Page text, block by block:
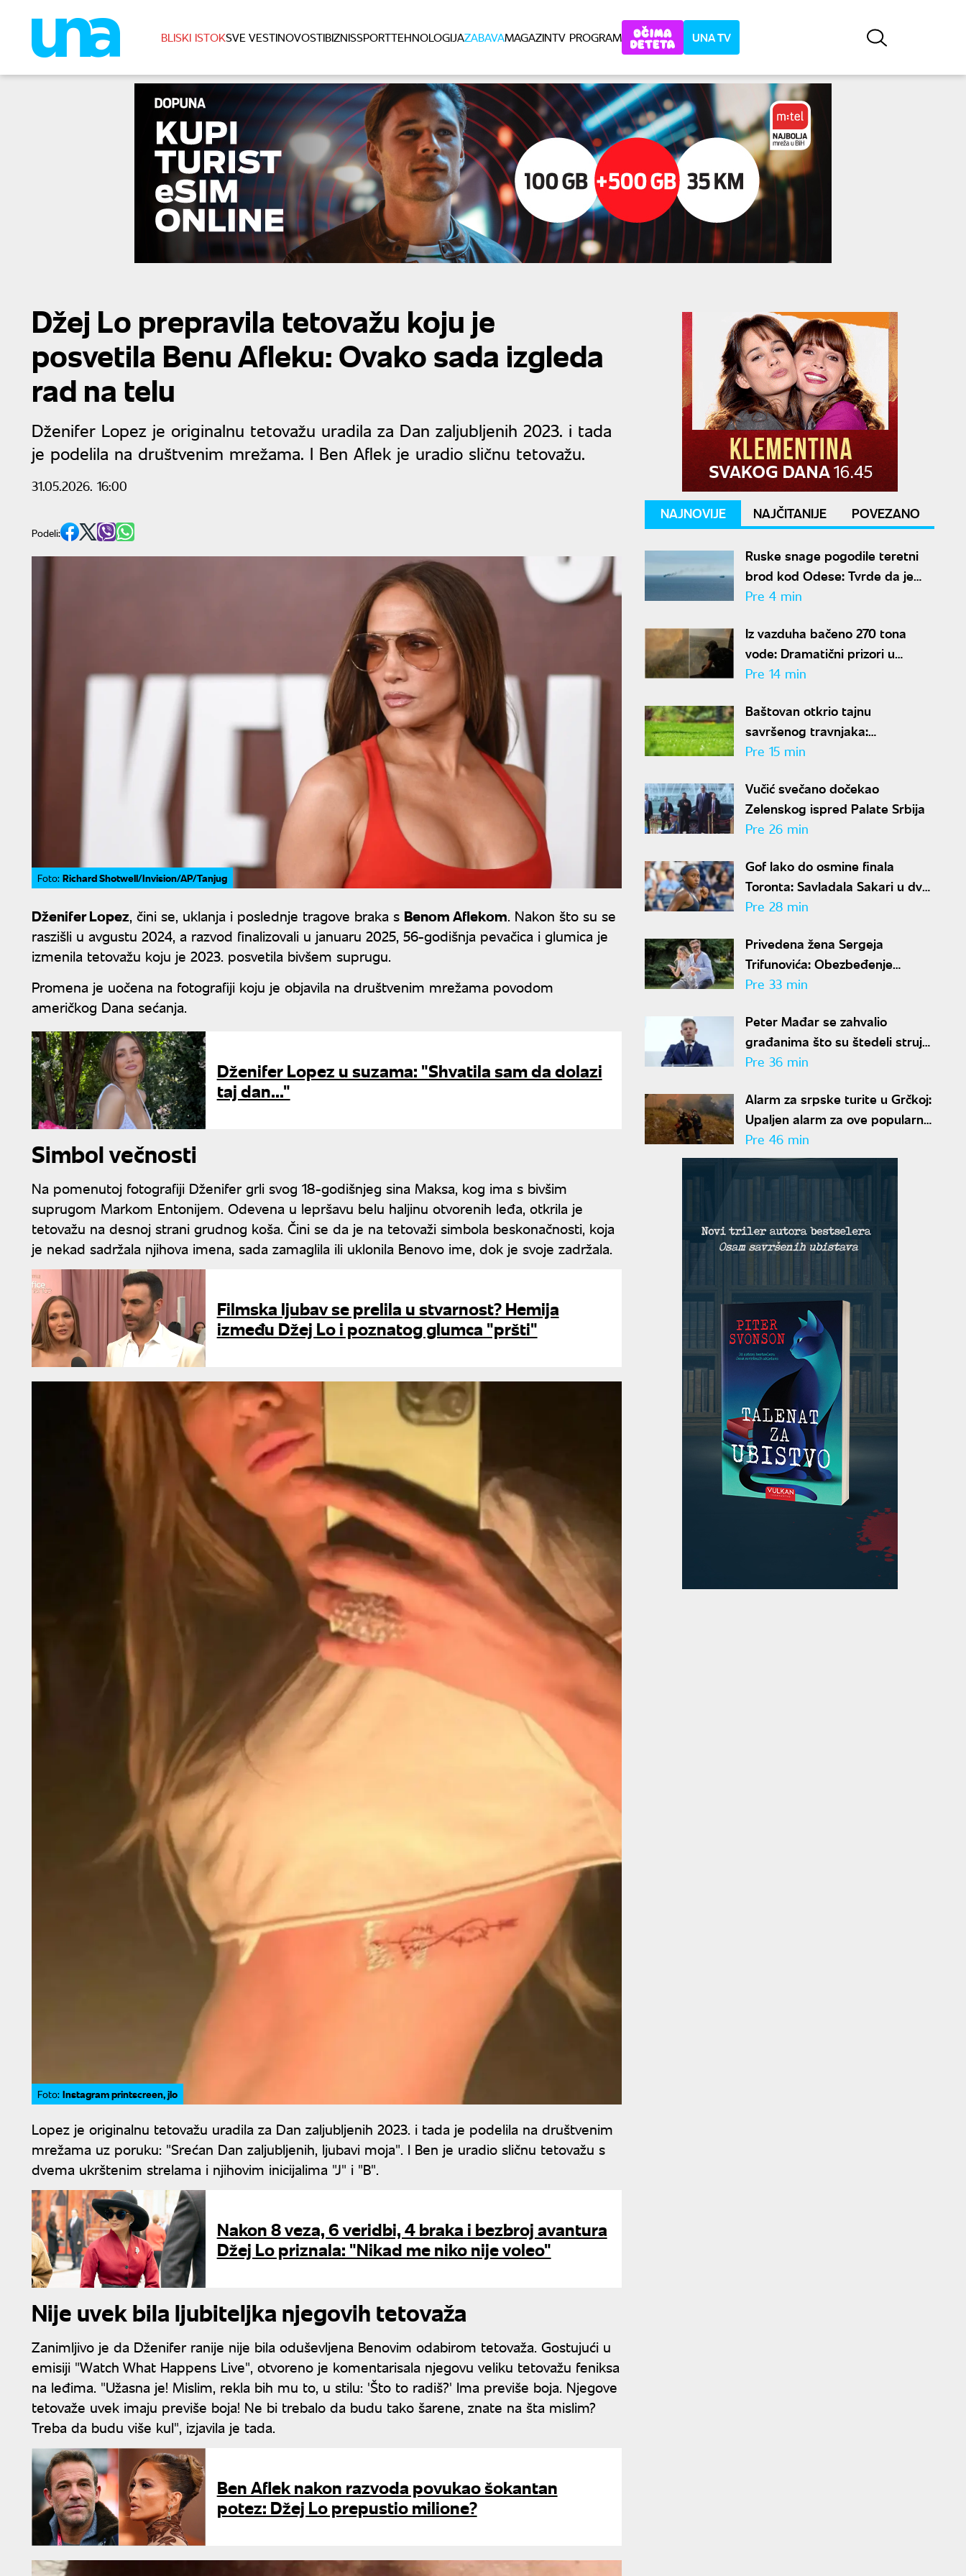
BLISKI ISTOKSVE VESTINOVOSTIBIZNISSPORTTEHNOLOGIJAZABAVAMAGAZINTV PROGRAM UNA TV
Džej Lo prepravila tetovažu koju je
posvetila Benu Afleku: Ovako sada izgleda
rad na telu
Dženifer Lopez je originalnu tetovažu uradila za Dan zaljubljenih 2023. i tada
je podelila na društvenim mrežama. I Ben Aflek je uradio sličnu tetovažu.
31.05.2026. 16:00
Podeli:
Foto: Richard Shotwell/Invision/AP/Tanjug
Dženifer Lopez, čini se, uklanja i poslednje tragove braka s Benom Aflekom. Nakon što su se
raszišli u avgustu 2024, a razvod finalizovali u januaru 2025, 56-godišnja pevačica i glumica je
izmenila tetovažu koju je 2023. posvetila bivšem suprugu.
Promena je uočena na fotografiji koju je objavila na društvenim mrežama povodom
američkog Dana sećanja.
Dženifer Lopez u suzama: "Shvatila sam da dolazi
taj dan..."
Simbol večnosti
Na pomenutoj fotografiji Dženifer grli svog 18-godišnjeg sina Maksa, kog ima s bivšim
suprugom Markom Entonijem. Odevena u lepršavu belu haljinu otvorenih leđa, otkrila je
tetovažu na desnoj strani grudnog koša. Čini se da je na tetovaži simbola beskonačnosti, koja
je nekad sadržala njihova imena, sada zamaglila ili uklonila Benovo ime, dok je svoje zadržala.
Filmska ljubav se prelila u stvarnost? Hemija
između Džej Lo i poznatog glumca "pršti"
Foto: Instagram printscreen, jlo
Lopez je originalnu tetovažu uradila za Dan zaljubljenih 2023. i tada je podelila na društvenim
mrežama uz poruku: "Srećan Dan zaljubljenih, ljubavi moja". I Ben je uradio sličnu tetovažu s
dvema ukrštenim strelama i njihovim inicijalima "J" i "B".
Nakon 8 veza, 6 veridbi, 4 braka i bezbroj avantura
Džej Lo priznala: "Nikad me niko nije voleo"
Nije uvek bila ljubiteljka njegovih tetovaža
Zanimljivo je da Dženifer ranije nije bila oduševljena Benovim odabirom tetovaža. Gostujući u
emisiji "Watch What Happens Live", otvoreno je komentarisala njegovu veliku tetovažu feniksa
na leđima. "Užasna je! Mislim, rekla bih mu to, u stilu: 'Što to radiš?' Ima previše boja. Njegove
tetovaže uvek imaju previše boja! Ne bi trebalo da budu tako šarene, znate na šta mislim?
Treba da budu više kul", izjavila je tada.
Ben Aflek nakon razvoda povukao šokantan
potez: Džej Lo prepustio milione?
NAJNOVIJE NAJČITANIJE POVEZANO
Ruske snage pogodile teretni
brod kod Odese: Tvrde da je
prevozio oružje i opremu za
Pre 4 min
Iz vazduha bačeno 270 tona
vode: Dramatični prizori u
Deliblatskoj peščari, MUP
vatrenom stihijom
Pre 14 min
Baštovan otkrio tajnu
savršenog travnjaka:
Jednostavan trik pravi čudo za
Pre 15 min
Vučić svečano dočekao
Zelenskog ispred Palate Srbija
Pre 26 min
Gof lako do osmine finala
Toronta: Savladala Sakari u dva
seta
Pre 28 min
Privedena žena Sergeja
Trifunovića: Obezbeđenje
posumnjalo na krađu - odmah
Pre 33 min
Peter Mađar se zahvalio
građanima što su štedeli struju:
Očuvana energetska stabilnost
Pre 36 min
Alarm za srpske turite u Grčkoj:
Upaljen alarm za ove popularne
destinacije zbog opasnosti od
požara
Pre 46 min